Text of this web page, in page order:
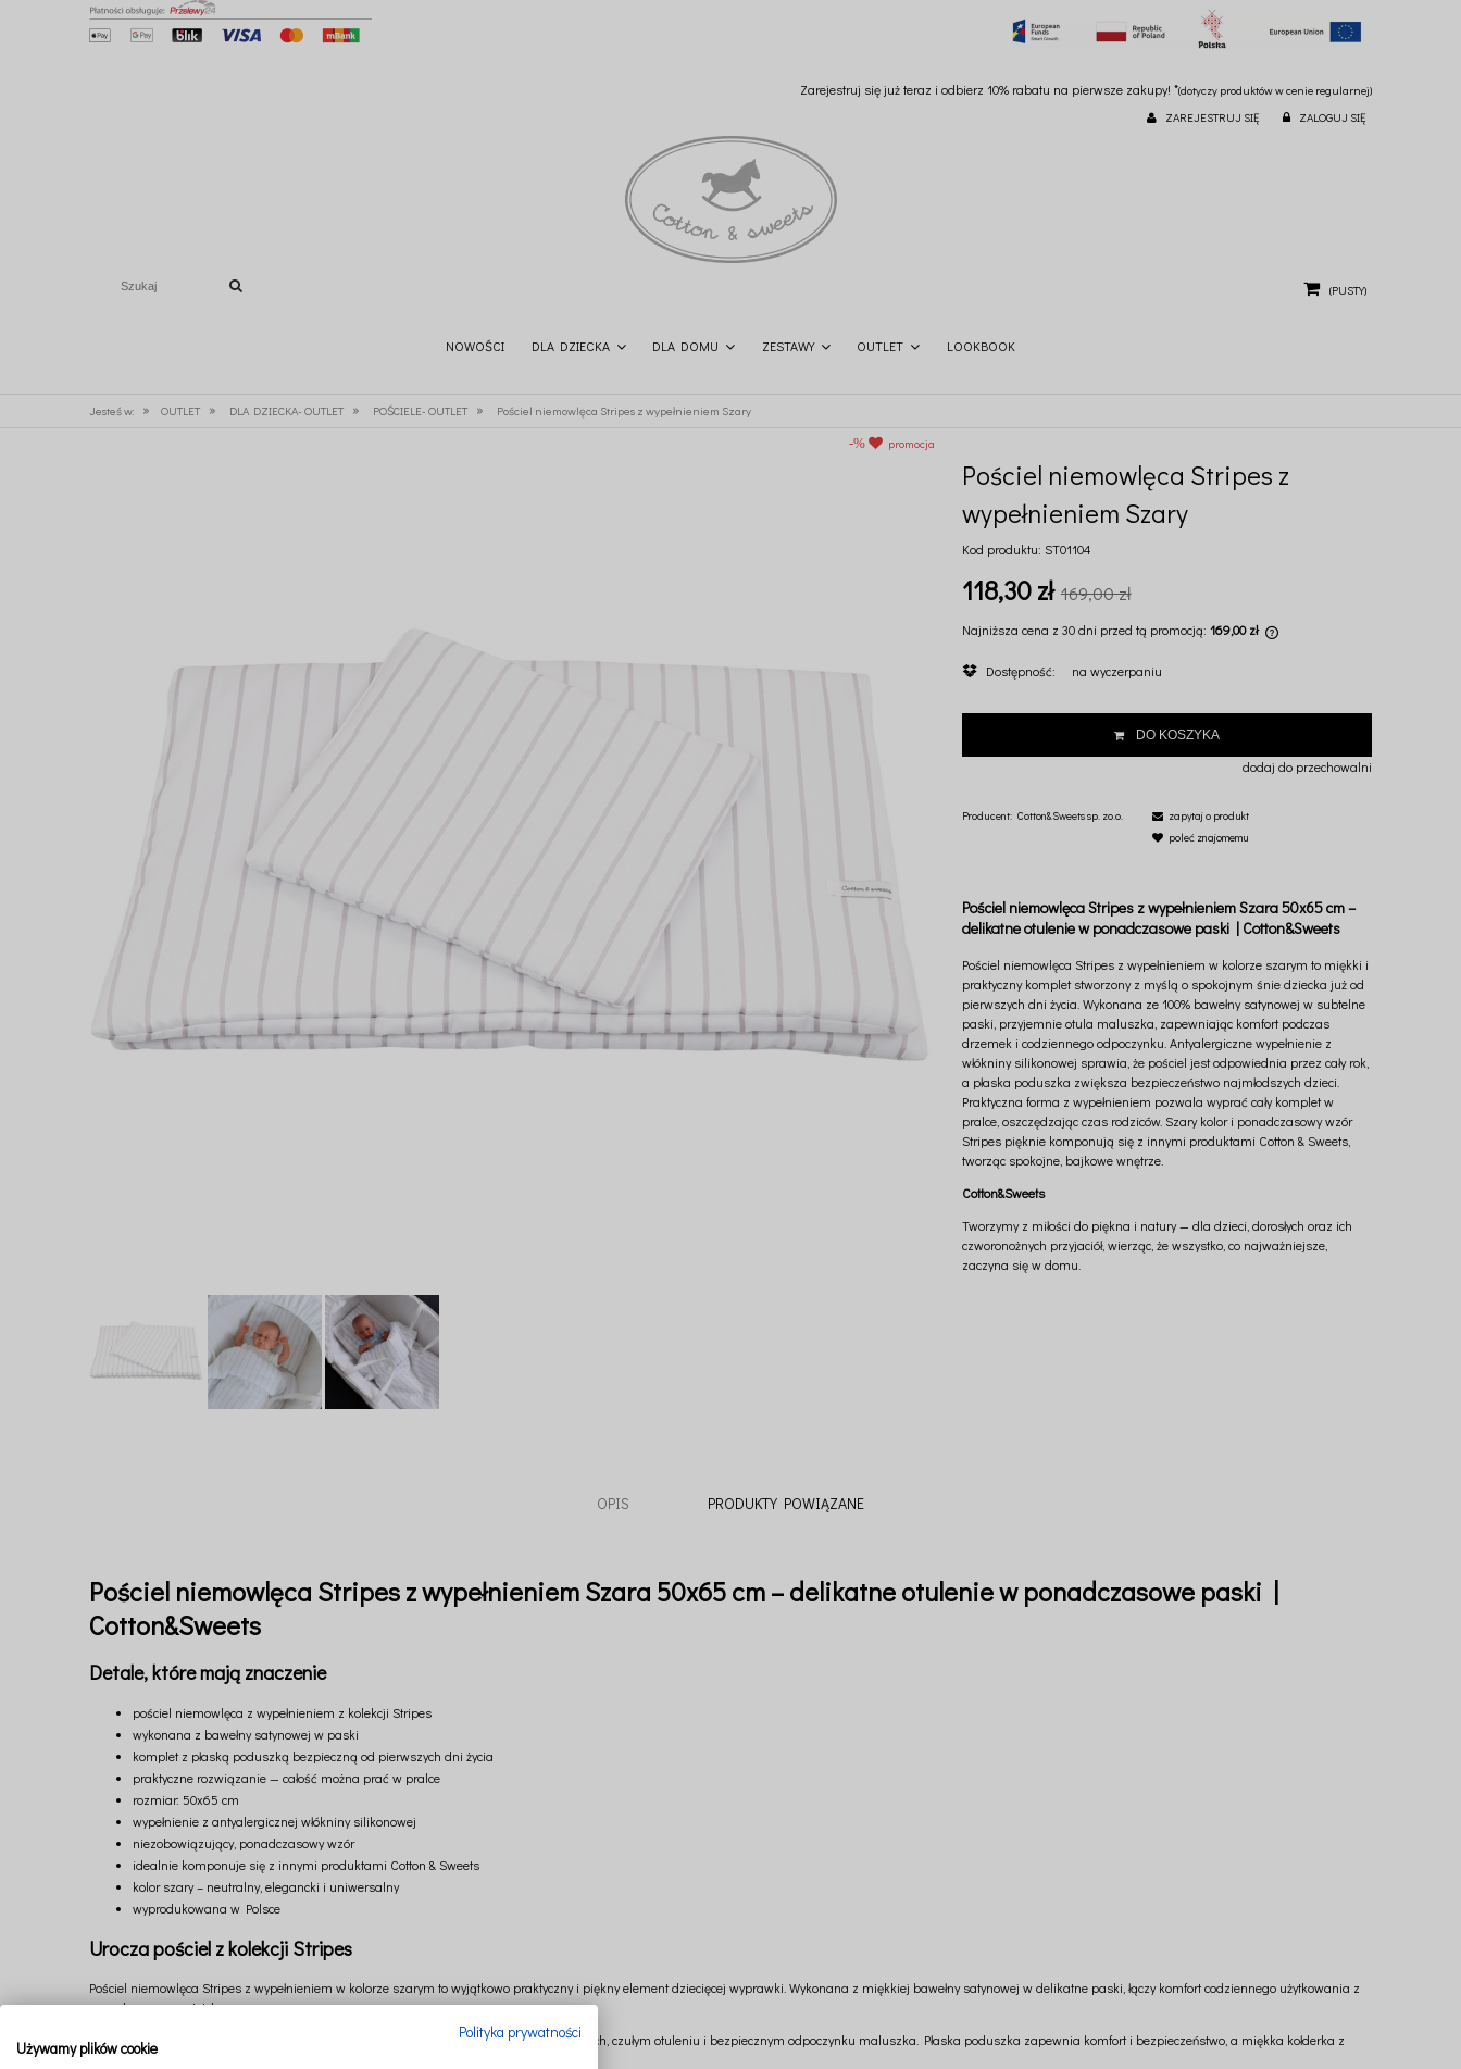
Zarejestruj się już teraz i odbierz 10% rabatu na pierwsze zakupy! *(dotyczy produktów w cenie regularnej)
ZAREJESTRUJ SIĘ ZALOGUJ SIĘ
(PUSTY)
NOWOŚCI DLA DZIECKA DLA DOMU ZESTAWY OUTLET LOOKBOOK
Jesteś w: » OUTLET » DLA DZIECKA- OUTLET » POŚCIELE- OUTLET »
Pościel niemowlęca Stripes z wypełnieniem Szary
promocja
Pościel niemowlęca Stripes z
wypełnieniem Szary
Kod produktu: ST01104
118,30 zł 169,00 zł
Najniższa cena z 30 dni przed tą promocją:169,00 zł
Jeżeli produkt jest sprzedawany krócej niż 30
momentu, kiedy produkt pojawił się w
Dostępność: na wyczerpaniu
DO KOSZYKA
dodaj do przechowalni
Producent: Cotton&Sweets sp. zo.o.
zapytaj o produkt
poleć znajomemu
Pościel niemowlęca Stripes z wypełnieniem Szara 50x65 cm –
delikatne otulenie w ponadczasowe paski | Cotton&Sweets
Pościel niemowlęca Stripes z wypełnieniem w kolorze szarym to miękki i
praktyczny komplet stworzony z myślą o spokojnym śnie dziecka już od
pierwszych dni życia. Wykonana ze 100% bawełny satynowej w subtelne
paski, przyjemnie otula maluszka, zapewniając komfort podczas
drzemek i codziennego odpoczynku. Antyalergiczne wypełnienie z
włókniny silikonowej sprawia, że pościel jest odpowiednia przez cały rok,
a płaska poduszka zwiększa bezpieczeństwo najmłodszych dzieci.
Praktyczna forma z wypełnieniem pozwala wyprać cały komplet w
pralce, oszczędzając czas rodziców. Szary kolor i ponadczasowy wzór
Stripes pięknie komponują się z innymi produktami Cotton & Sweets,
tworząc spokojne, bajkowe wnętrze.
Cotton&Sweets
Tworzymy z miłości do piękna i natury — dla dzieci, dorosłych oraz ich
czworonożnych przyjaciół, wierząc, że wszystko, co najważniejsze,
zaczyna się w domu.
OPIS PRODUKTY POWIĄZANE
Pościel niemowlęca Stripes z wypełnieniem Szara 50x65 cm – delikatne otulenie w ponadczasowe paski |
Cotton&Sweets
Detale, które mają znaczenie
pościel niemowlęca z wypełnieniem z kolekcji Stripes
wykonana z bawełny satynowej w paski
komplet z płaską poduszką bezpieczną od pierwszych dni życia
praktyczne rozwiązanie — całość można prać w pralce
rozmiar: 50x65 cm
wypełnienie z antyalergicznej włókniny silikonowej
niezobowiązujący, ponadczasowy wzór
idealnie komponuje się z innymi produktami Cotton & Sweets
kolor szary – neutralny, elegancki i uniwersalny
wyprodukowana w Polsce
Urocza pościel z kolekcji Stripes
Pościel niemowlęca Stripes z wypełnieniem w kolorze szarym to wyjątkowo praktyczny i piękny element dziecięcej wyprawki. Wykonana z miękkiej bawełny satynowej w delikatne paski, łączy komfort codziennego użytkowania z
ponadczasową estetyką.
To pościel stworzona z myślą o pierwszych dniach życia dziecka — o spokojnych drzemkach, czułym otuleniu i bezpiecznym odpoczynku maluszka. Płaska poduszka zapewnia komfort i bezpieczeństwo, a miękka kołderka z
antyalergicznym wypełnieniem przyjemnie otula dziecko przez cały rok.
Polityka prywatności
Używamy plików cookie